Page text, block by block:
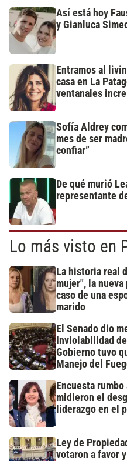
Así está hoy
y Gianluca
Entramos al
casa en La
ventanales
Sofía Aldrey
mes de ser
confiar”
De qué murió
representante
Lo más visto en
La historia real
mujer", la
caso de una
marido
El Senado dio
Inviolabilidad
Gobierno tuvo
Manejo del
Encuesta
midieron el
liderazgo en el
Ley de
votaron a favor